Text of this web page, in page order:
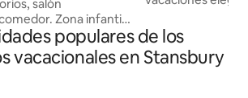
salón
Zona infantil
espacio en el patio.
cama tamaño
dos literas
Costa de piedra
explanada que
rápidamente en
populares de los
vacacionales en Stansbury